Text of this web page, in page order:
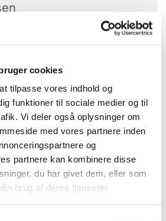
cookies
tilpasse vores indhold og
funktioner til sociale medier og til
Vi deler også oplysninger om
med vores partnere inden
og
partnere kan kombinere disse
du har givet dem, eller som
brug af deres tjenester.